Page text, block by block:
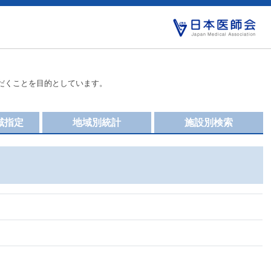
ことを目的としています。
施設別検索
地域別統計
指定